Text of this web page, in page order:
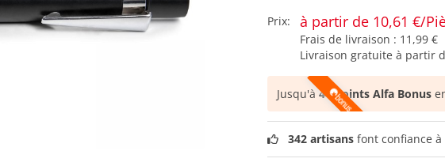
Prix:
à partir de 10,61 €/
Frais de livraison : 11,99 €
Livraison gratuite à partir
Jusqu'à44 points Alfa Bonus
342 artisans font confiance